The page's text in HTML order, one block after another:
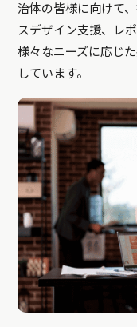
治体の皆様に向けて
スデザイン支援、レ
様々なニーズに応じ
しています。